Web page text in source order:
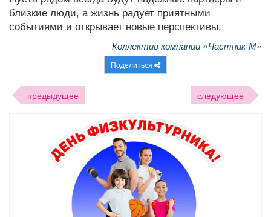
близкие люди, а жизнь радует приятными
событиями и открывает новые перспективы.
Коллектив компании «Частник-М»
Поделиться
следующее
предыдущее